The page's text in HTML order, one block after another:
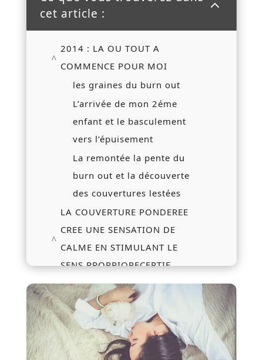
cet article :
2
2014 : LA OU TOUT A
COMMENCE POUR MOI
les graines du burn out
L’arrivée de mon 2éme
enfant et le basculement
vers l’épuisement
La remontée la pente du
burn out et la découverte
des couvertures lestées
LA COUVERTURE PONDEREE
CREE UNE SENSATION DE
CALME EN STIMULANT LE
SENS PROPRIORECEPTIF
L'origine des couvertures
pondérées
Mon expérience de la
couverture pondérée
Le lancement d'une